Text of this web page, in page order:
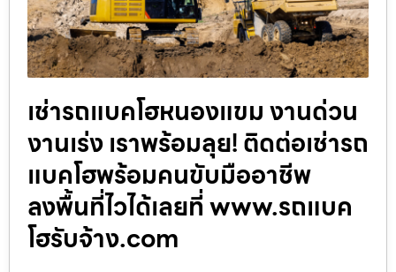
เช่ารถแบคโฮหนองแขม งานด่วน
งานเร่ง เราพร้อมลุย! ติดต่อเช่ารถ
แบคโฮพร้อมคนขับมืออาชีพ
ลงพื้นที่ไวได้เลยที่ www.รถแบค
โฮรับจ้าง.com